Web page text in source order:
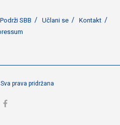
Podrži SBB Učlani se
Kontakt
prava pridržana